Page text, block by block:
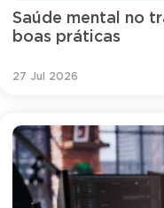
Saúde mental no
boas práticas
27 Jul 2026